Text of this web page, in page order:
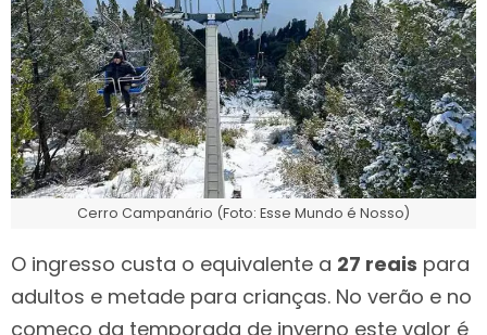
Cerro Campanário (Foto: Esse Mundo é Nosso)
O ingresso custa o equivalente a 27 reais para
adultos e metade para crianças. No verão e no
começo da temporada de inverno este valor é